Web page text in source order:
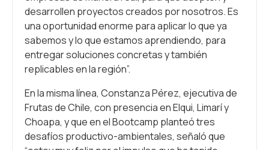
desarrollen proyectos creados por nosotros. Es
una oportunidad enorme para aplicar lo que ya
sabemos y lo que estamos aprendiendo, para
entregar soluciones concretas y también
replicables en la región”.
En la misma línea, Constanza Pérez, ejecutiva de
Frutas de Chile, con presencia en Elqui, Limarí y
Choapa, y que en el Bootcamp planteó tres
desafíos productivo-ambientales, señaló que